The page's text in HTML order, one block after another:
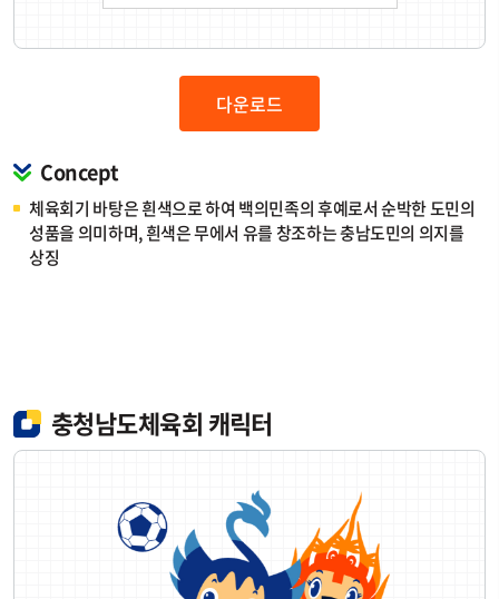
다운로드
Concept
체육회기 바탕은 흰색으로 하여 백의민족의 후예로서 순박한 도민의
성품을 의미하며, 흰색은 무에서 유를 창조하는 충남도민의 의지를
상징
충청남도체육회 캐릭터